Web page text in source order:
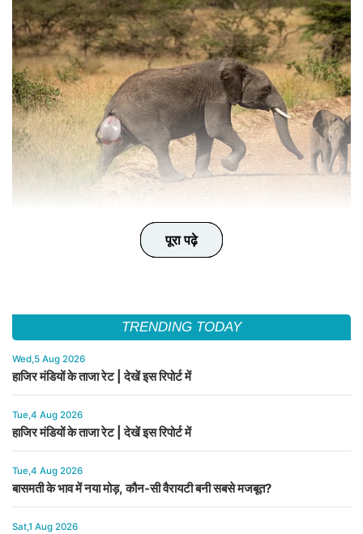
पूरा पढ़े
पूरा पढ़े
पूरा पढ़े
पूरा पढ़े
पूरा पढ़े
TRENDING TODAY
Wed,5 Aug 2026
हाजिर मंडियों के ताजा रेट | देखें इस रिपोर्ट में
Tue,4 Aug 2026
हाजिर मंडियों के ताजा रेट | देखें इस रिपोर्ट में
Tue,4 Aug 2026
बासमती के भाव में नया मोड़, कौन-सी वैरायटी बनी सबसे मजबूत?
Sat,1 Aug 2026